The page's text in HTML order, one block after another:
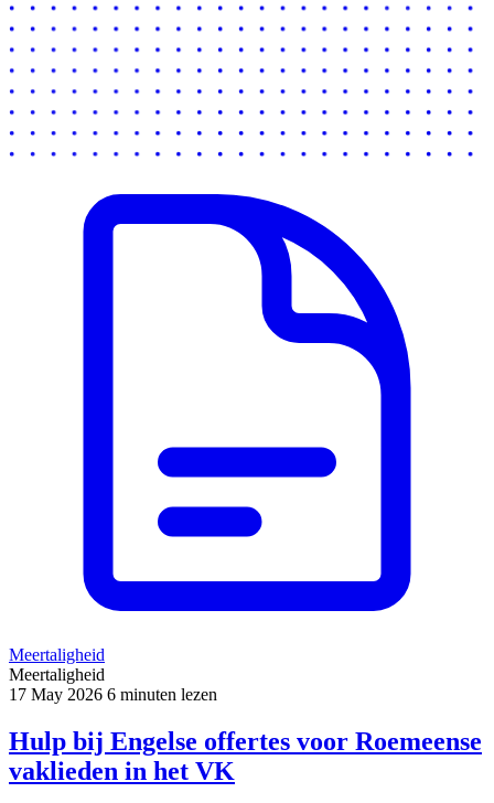
Meertaligheid
Meertaligheid
17 May 2026 6 minuten lezen
Hulp bij Engelse offertes voor Roemeense
vaklieden in het VK